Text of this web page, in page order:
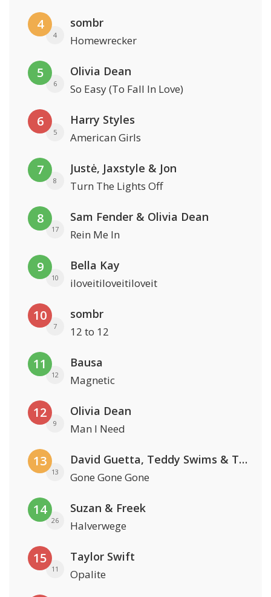
4
4
sombr
Homewrecker
5
6
Olivia Dean
So Easy (To Fall In Love)
6
5
Harry Styles
American Girls
7
8
Justė, Jaxstyle & Jon
Turn The Lights Off
8
17
Sam Fender & Olivia Dean
Rein Me In
9
10
Bella Kay
iloveitiloveitiloveit
10
7
sombr
12 to 12
11
12
Bausa
Magnetic
12
9
Olivia Dean
Man I Need
13
13
David Guetta, Teddy Swims & Tones And I
Gone Gone Gone
14
26
Suzan & Freek
Halverwege
15
11
Taylor Swift
Opalite